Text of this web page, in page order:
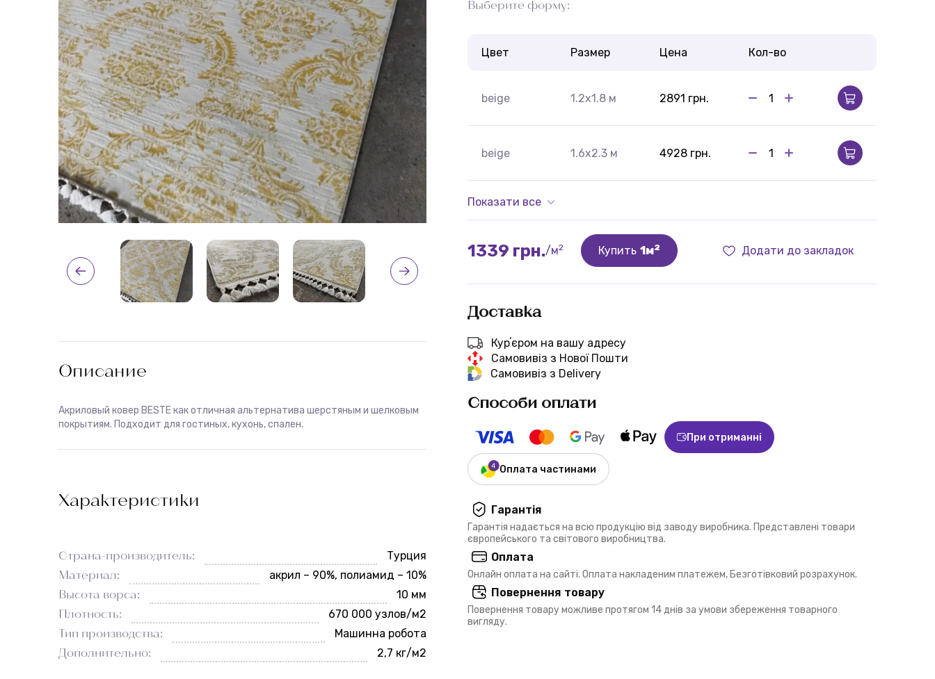
Описание
Акриловый ковер BESTE как отличная альтернатива шерстяным и шелковым
покрытиям. Подходит для гостиных, кухонь, спален.
Характеристики
Страна-производитель:
Турция
Материал:
акрил – 90%, полиамид – 10%
Высота ворса:
10 мм
Плотность:
670 000 узлов/м2
Тип производства:
Машинна робота
Дополнительно:
2,7 кг/м2
Выберите форму:
Цвет Размер Цена Кол-во
beige 1.2x1.8 м 2891 грн.
beige 1.6x2.3 м 4928 грн.
Показати все
1339 грн./м2 Купить 1м2 Додати до закладок
Доставка
Курʼєром на вашу адресу
Самовивіз з Нової Пошти
Самовивіз з Delivery
Способи оплати
При отриманні
Оплата частинами
Гарантія
Гарантія надається на всю продукцію від заводу виробника. Представлені товари
європейського та світового виробництва.
Оплата
Онлайн оплата на сайті. Оплата накладеним платежем, Безготівковий розрахунок.
Повернення товару
Повернення товару можливе протягом 14 днів за умови збереження товарного
вигляду.